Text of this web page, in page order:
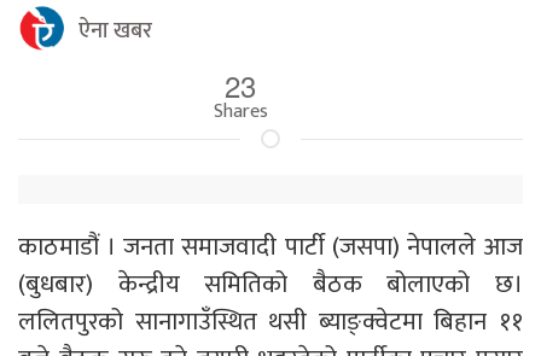
ऐना खबर
23
Shares
काठमाडौं । जनता समाजवादी पार्टी (जसपा) नेपालले आज
(बुधबार) केन्द्रीय समितिको बैठक बोलाएको छ।
ललितपुरको सानागाउँस्थित थसी ब्याङ्क्वेटमा बिहान ११